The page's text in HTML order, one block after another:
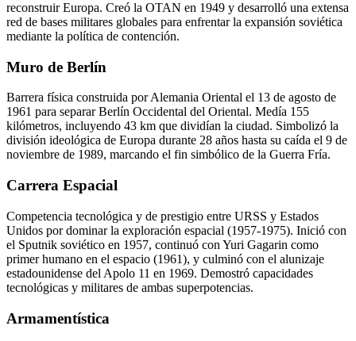
reconstruir Europa. Creó la OTAN en 1949 y desarrolló una extensa
red de bases militares globales para enfrentar la expansión soviética
mediante la política de contención.
Muro de Berlín
Barrera física construida por Alemania Oriental el 13 de agosto de
1961 para separar Berlín Occidental del Oriental. Medía 155
kilómetros, incluyendo 43 km que dividían la ciudad. Simbolizó la
división ideológica de Europa durante 28 años hasta su caída el 9 de
noviembre de 1989, marcando el fin simbólico de la Guerra Fría.
Carrera Espacial
Competencia tecnológica y de prestigio entre URSS y Estados
Unidos por dominar la exploración espacial (1957-1975). Inició con
el Sputnik soviético en 1957, continuó con Yuri Gagarin como
primer humano en el espacio (1961), y culminó con el alunizaje
estadounidense del Apolo 11 en 1969. Demostró capacidades
tecnológicas y militares de ambas superpotencias.
Armamentística